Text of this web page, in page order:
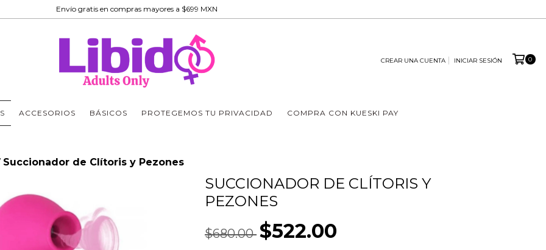
Envío gratis en compras mayores a $699 MXN
CREAR UNA CUENTA INICIAR SESIÓN 0
ACCESORIOS BÁSICOS PROTEGEMOS TU PRIVACIDAD COMPRA CON KUESKI PAY
Succionador de Clítoris y Pezones
SUCCIONADOR DE CLÍTORIS Y
PEZONES
$680.00 $522.00